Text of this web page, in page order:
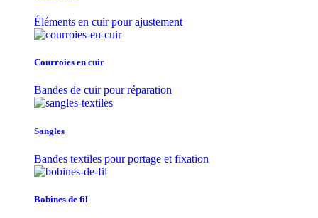
Éléments en cuir pour ajustement
Courroies en cuir
Bandes de cuir pour réparation
Sangles
Bandes textiles pour portage et fixation
Bobines de fil